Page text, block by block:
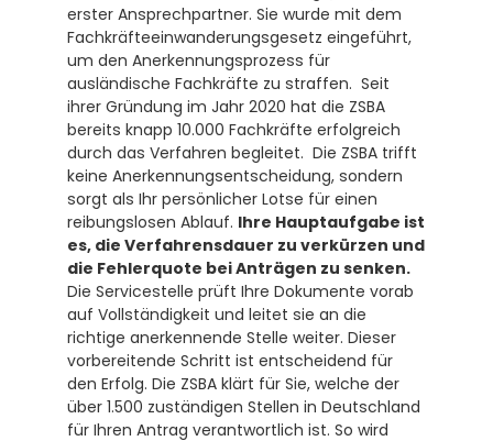
erster Ansprechpartner. Sie wurde mit dem
Fachkräfteeinwanderungsgesetz eingeführt,
um den Anerkennungsprozess für
ausländische Fachkräfte zu straffen.  Seit
ihrer Gründung im Jahr 2020 hat die ZSBA
bereits knapp 10.000 Fachkräfte erfolgreich
durch das Verfahren begleitet.  Die ZSBA trifft
keine Anerkennungsentscheidung, sondern
sorgt als Ihr persönlicher Lotse für einen
reibungslosen Ablauf. Ihre Hauptaufgabe ist
es, die Verfahrensdauer zu verkürzen und
die Fehlerquote bei Anträgen zu senken.
Die Servicestelle prüft Ihre Dokumente vorab
auf Vollständigkeit und leitet sie an die
richtige anerkennende Stelle weiter. Dieser
vorbereitende Schritt ist entscheidend für
den Erfolg. Die ZSBA klärt für Sie, welche der
über 1.500 zuständigen Stellen in Deutschland
für Ihren Antrag verantwortlich ist. So wird